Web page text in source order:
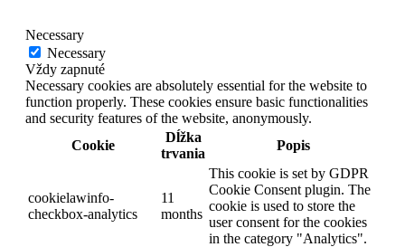
Necessary
Necessary
Vždy zapnuté
Necessary cookies are absolutely essential for the website to
function properly. These cookies ensure basic functionalities
and security features of the website, anonymously.
Cookie
Dĺžka
trvania
Popis
cookielawinfo-
checkbox-analytics
11
months
This cookie is set by GDPR
Cookie Consent plugin. The
cookie is used to store the
user consent for the cookies
in the category "Analytics".